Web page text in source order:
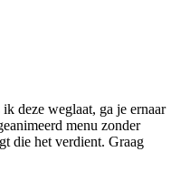
deze weglaat, ga je ernaar
menu zonder
die het verdient. Graag